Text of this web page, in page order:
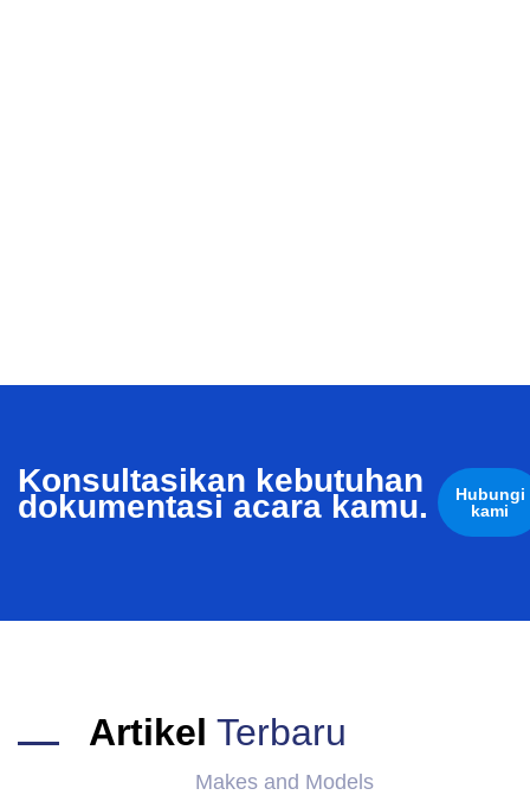
Konsultasikan kebutuhan
dokumentasi acara kamu.
Hubungi
kami
Artikel Terbaru
Makes and Models